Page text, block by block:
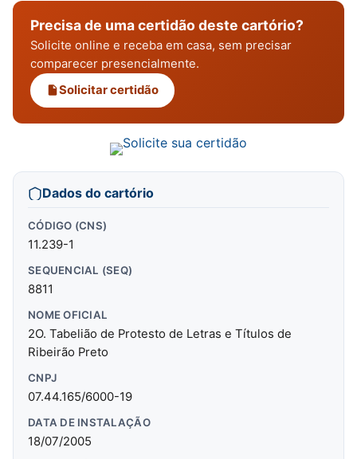
Precisa de uma certidão deste cartório?
Solicite online e receba em casa, sem precisar
comparecer presencialmente.
Solicitar certidão
Dados do cartório
CÓDIGO (CNS)
11.239-1
SEQUENCIAL (SEQ)
8811
NOME OFICIAL
2O. Tabelião de Protesto de Letras e Títulos de
Ribeirão Preto
CNPJ
07.44.165/6000-19
DATA DE INSTALAÇÃO
18/07/2005